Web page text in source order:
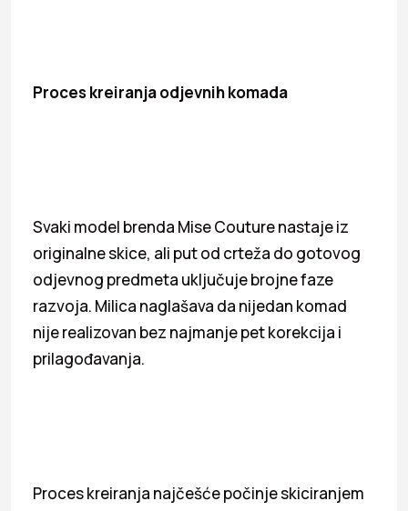
Proces kreiranja odjevnih komada
Svaki model brenda Mise Couture nastaje iz
originalne skice, ali put od crteža do gotovog
odjevnog predmeta uključuje brojne faze
razvoja. Milica naglašava da nijedan komad
nije realizovan bez najmanje pet korekcija i
prilagođavanja.
Proces kreiranja najčešće počinje skiciranjem